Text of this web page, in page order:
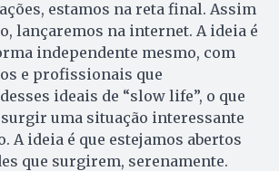
estamos na reta final. Assim
lançaremos na internet. A ideia é
independente mesmo, com
e profissionais que
ideais de “slow life”, o que
uma situação interessante
A ideia é que estejamos abertos
que surgirem, serenamente.